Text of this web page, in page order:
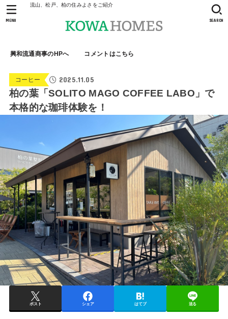
流山、松戸、柏の住みよさをご紹介
興和流通商事のHPへ コメントはこちら
SEARCH
MENU
コーヒー 2025.11.05
柏の葉「SOLITO MAGO COFFEE LABO」で
本格的な珈琲体験を！
ポスト シェア はてブ 送る